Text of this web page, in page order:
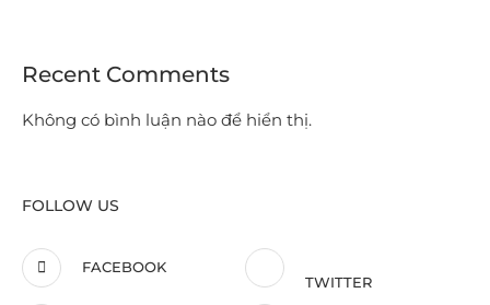
Recent Comments
Không có bình luận nào để hiển thị.
FOLLOW US
FACEBOOK
TWITTER